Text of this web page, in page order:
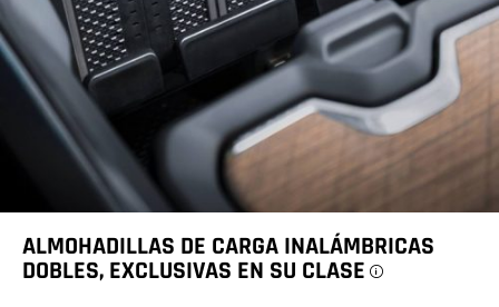
ALMOHADILLAS DE CARGA INALÁMBRICAS
DOBLES, EXCLUSIVAS EN SU CLASE Disclosure